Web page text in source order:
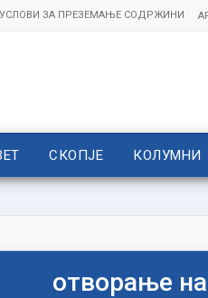
УСЛОВИ ЗА ПРЕЗЕМАЊЕ СОДРЖИНИ
СКОПЈЕ КОЛУМНИ
отворање